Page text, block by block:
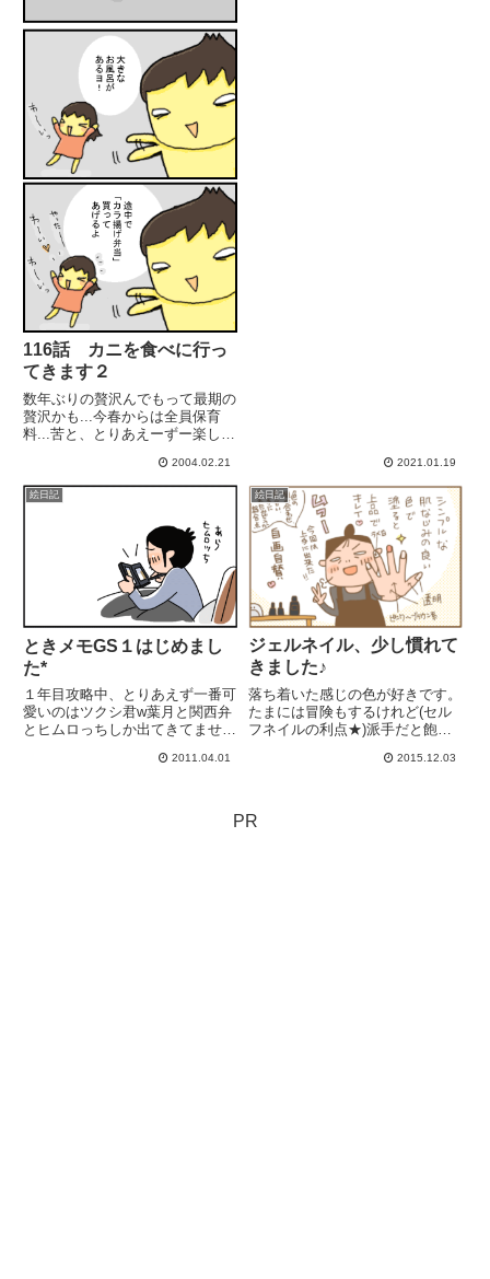
116話 カニを食べに行っ
てきます２
数年ぶりの贅沢んでもって最期の
贅沢かも...今春からは全員保育
料...苦と、とりあえーずー楽しん
2004.02.21 2021.01.19
絵日記
ときメモGS１はじめまし
た*
１年目攻略中、とりあえず一番可
愛いのはツクシ君w葉月と関西弁
とヒムロっちしか出てきてませ
が 私より年下だと知って軽くシ
ここんとこ女子力がダダ下がり...
2011.04.01
絵日記
ジェルネイル、少し慣れて
きました♪
落ち着いた感じの色が好きです。
たまには冒険もするけれど(セル
フネイルの利点★)派手だと飽き
ルをはじめて約１ヶ月。やれば出
2015.12.03
PR